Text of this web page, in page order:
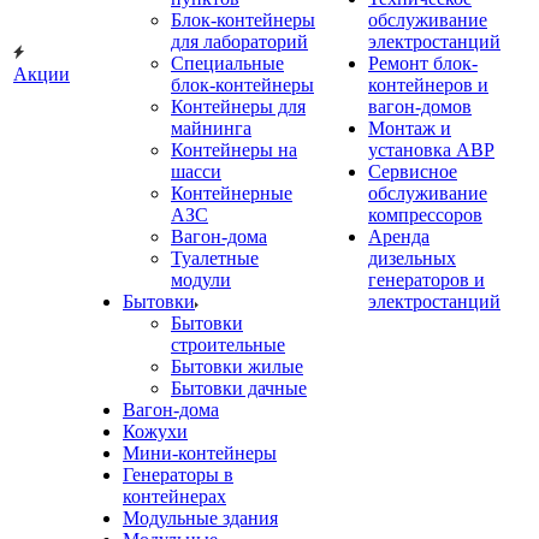
Акции
Блок-контейнеры
для лабораторий
Специальные
блок-контейнеры
Контейнеры для
майнинга
Контейнеры на
шасси
Контейнерные
АЗС
Вагон-дома
Туалетные
модули
Бытовки
Бытовки
строительные
Бытовки жилые
Бытовки дачные
Вагон-дома
Кожухи
Мини-контейнеры
Генераторы в
контейнерах
Модульные здания
обслуживание
электростанций
Ремонт блок-
контейнеров и
вагон-домов
Монтаж и
установка АВР
Сервисное
обслуживание
компрессоров
Аренда
дизельных
генераторов и
электростанций